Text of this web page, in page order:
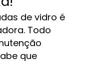
de vidro é
Todo
que